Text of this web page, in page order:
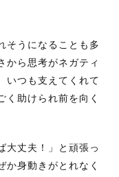
そうになることも多
から思考がネガティ
いつも支えてくれて
く助けられ前を向く
大丈夫！」と頑張っ
か身動きがとれなく